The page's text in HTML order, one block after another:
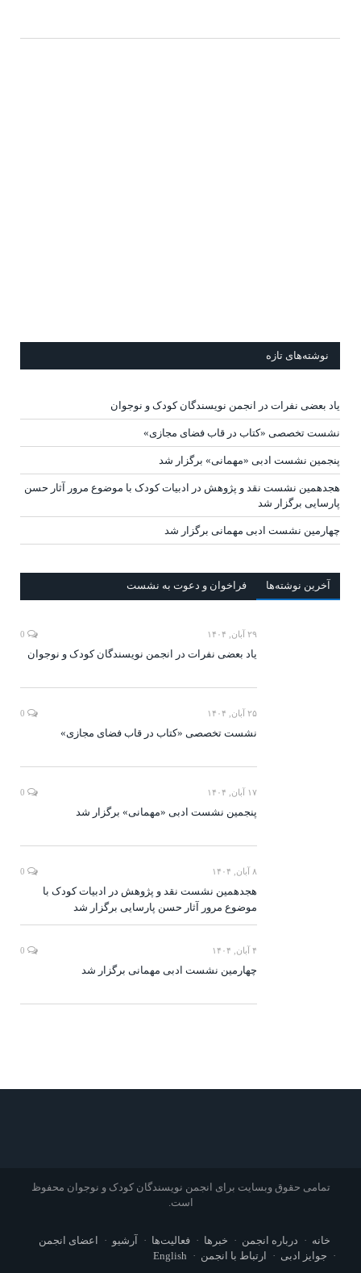
نوشته‌های تازه
یاد بعضی نفرات در انجمن نویسندگان کودک و نوجوان
نشست تخصصی «کتاب در قاب فضای مجازی»
پنجمین نشست ادبی «مهمانی» برگزار شد
هجدهمین نشست نقد و پژوهش در ادبیات کودک با موضوع مرور آثار حسن
پارسایی برگزار شد
چهارمین نشست ادبی مهمانی برگزار شد
آخرين‌ نوشته‌ها فراخوان و دعوت به نشست
۲۹ آبان, ۱۴۰۴
یاد بعضی نفرات در انجمن نویسندگان کودک و نوجوان
۲۵ آبان, ۱۴۰۴
نشست تخصصی «کتاب در قاب فضای مجازی»
۱۷ آبان, ۱۴۰۴
پنجمین نشست ادبی «مهمانی» برگزار شد
۸ آبان, ۱۴۰۴
هجدهمین نشست نقد و پژوهش در ادبیات کودک با
موضوع مرور آثار حسن پارسایی برگزار شد
۴ آبان, ۱۴۰۴
چهارمین نشست ادبی مهمانی برگزار شد
تمامی حقوق وبسایت برای انجمن نویسندگان کودک و نوجوان محفوظ
است.
خانه درباره انجمن خبرها فعالیت‌ها آرشیو
اعضای انجمن
جوایز ادبی
ارتباط با انجمن English